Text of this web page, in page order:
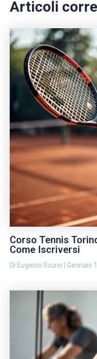
Articoli
Corso Tennis
Come Iscriversi
Di Eugenio Scurio Gennaio